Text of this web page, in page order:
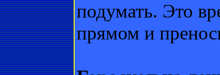
подумать. Это
прямом и